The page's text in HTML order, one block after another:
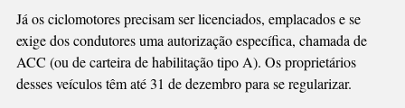
Já os ciclomotores precisam ser licenciados, emplacados e se
exige dos condutores uma autorização específica, chamada de
ACC (ou de carteira de habilitação tipo A). Os proprietários
desses veículos têm até 31 de dezembro para se regularizar.